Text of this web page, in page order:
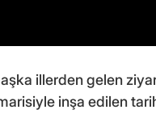
illerden gelen
inşa edilen